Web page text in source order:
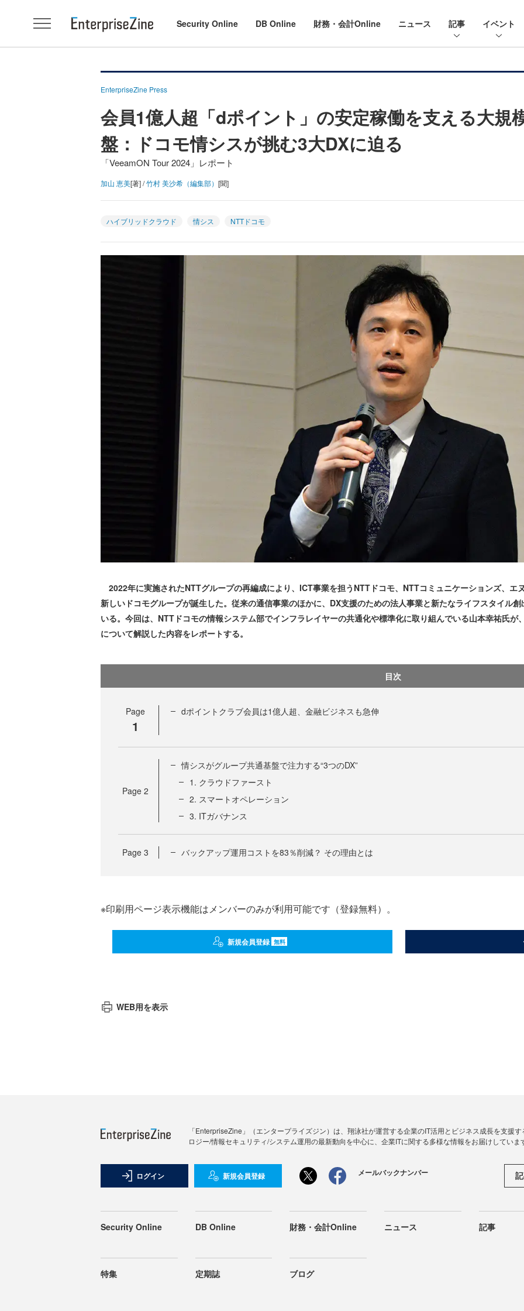
Security Online DB Online 財務・会計Online ニュース 記事 イベント
EnterpriseZine Press
会員1億人超「dポイント」の安定稼働を支える大規
盤：ドコモ情シスが挑む3大DXに迫る
「VeeamON Tour 2024」レポート
加山 恵美[著] /竹村 美沙希（編集部） [聞]
ハイブリッドクラウド 情シス NTTドコモ
2022年に実施されたNTTグループの再編成により、ICT事業を担うNTTドコモ、NTTコミュニケーションズ、エ
新しいドコモグループが誕生した。従来の通信事業のほかに、DX支援のための法人事業と新たなライフスタイル
いる。今回は、NTTドコモの情報システム部でインフラレイヤーの共通化や標準化に取り組んでいる山本幸祐氏が
について解説した内容をレポートする。
目次
Page
1
dポイントクラブ会員は1億人超、金融ビジネスも急伸
Page 2
情シスがグループ共通基盤で注力する“3つのDX”
1. クラウドファースト
2. スマートオペレーション
3. ITガバナンス
Page 3 バックアップ運用コストを83％削減？ その理由とは
※印刷用ページ表示機能はメンバーのみが利用可能です（登録無料）。
新規会員登録 無料
WEB用を表示
「EnterpriseZine」（エンタープライズジン）は、翔泳社が運営する企業のIT活用とビジネス成長を支援
ロジー/情報セキュリティ/システム運用の最新動向を中心に、企業ITに関する多様な情報をお届けしていま
ログイン 新規会員登録 メールバックナンバー
Security Online DB Online 財務・会計Online ニュース 記事
特集 定期誌 ブログ